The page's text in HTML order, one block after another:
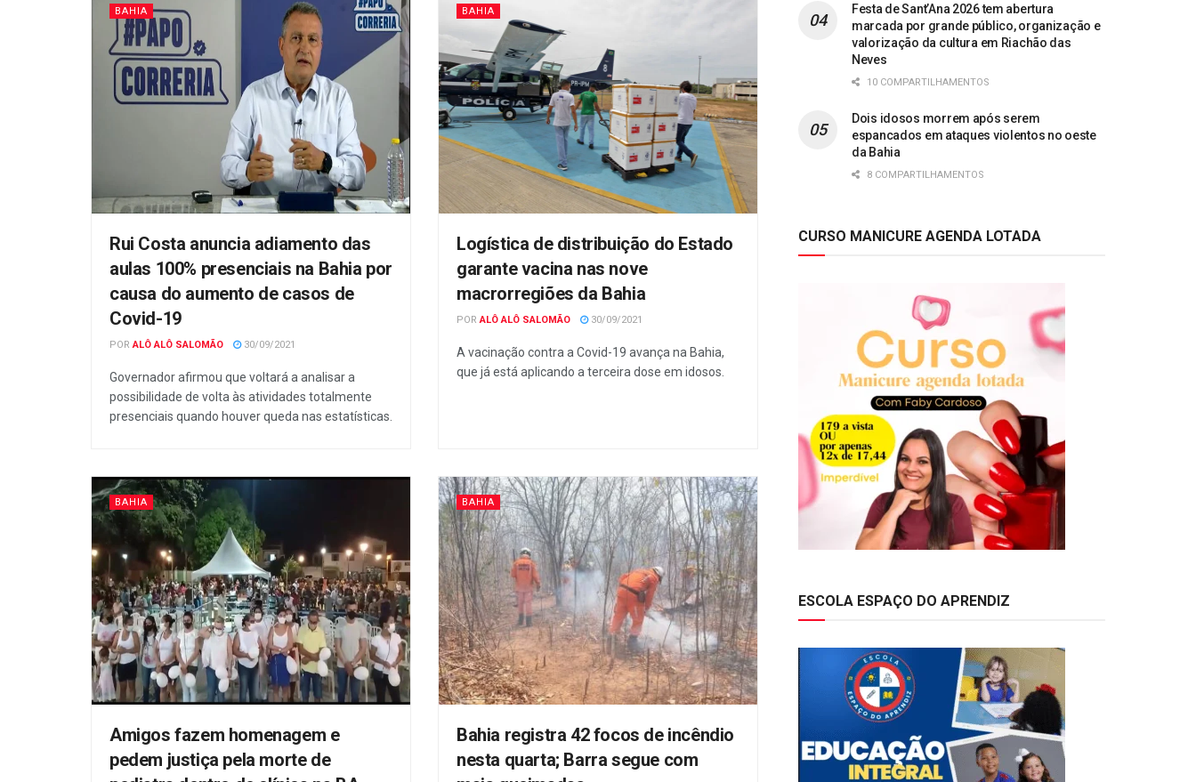
BAHIA
Rui Costa anuncia adiamento das
aulas 100% presenciais na Bahia por
causa do aumento de casos de
Covid-19
POR ALÔ ALÔ SALOMÃO 30/09/2021
Governador afirmou que voltará a analisar a
possibilidade de volta às atividades totalmente
presenciais quando houver queda nas estatísticas.
BAHIA
Logística de distribuição do Estado
garante vacina nas nove
macrorregiões da Bahia
POR ALÔ ALÔ SALOMÃO 30/09/2021
A vacinação contra a Covid-19 avança na Bahia,
que já está aplicando a terceira dose em idosos.
BAHIA
Amigos fazem homenagem e
pedem justiça pela morte de
BAHIA
Bahia registra 42 focos de incêndio
nesta quarta; Barra segue com
Festa de Sant’Ana 2026 tem abertura
marcada por grande público, organização e
valorização da cultura em Riachão das
Neves
10 COMPARTILHAMENTOS
Dois idosos morrem após serem
espancados em ataques violentos no oeste
da Bahia
8 COMPARTILHAMENTOS
CURSO MANICURE AGENDA LOTADA
ESCOLA ESPAÇO DO APRENDIZ